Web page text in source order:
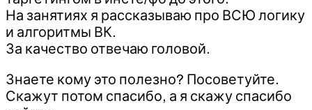
На занятиях я рассказываю про ВСЮ логику
и алгоритмы ВК.
За качество отвечаю головой.
Знаете кому это полезно? Посоветуйте.
Скажут потом спасибо, а я скажу спасибо